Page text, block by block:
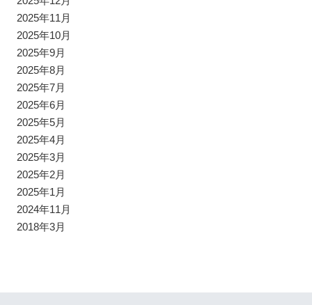
2025年11月
2025年10月
2025年9月
2025年8月
2025年7月
2025年6月
2025年5月
2025年4月
2025年3月
2025年2月
2025年1月
2024年11月
2018年3月